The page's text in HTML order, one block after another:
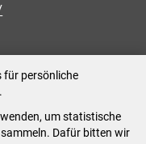
für persönliche
um statistische
Dafür bitten wir
Uhr
Uhr